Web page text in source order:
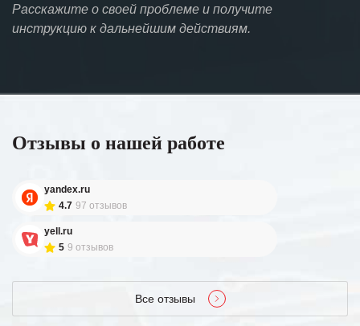
Расскажите о своей проблеме и получите
инструкцию к дальнейшим действиям.
Отзывы о нашей работе
yandex.ru
4.7 97 отзывов
yell.ru
5 9 отзывов
Все отзывы